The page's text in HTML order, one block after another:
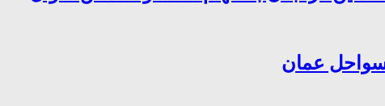
سواحل عمان